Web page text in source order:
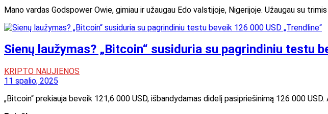
Mano vardas Godspower Owie, gimiau ir užaugau Edo valstijoje, Nigerijoje. Užaugau su
Sienų laužymas? „Bitcoin“ susiduria su pagrindiniu testu
KRIPTO NAUJIENOS
11 spalio, 2025
„Bitcoin“ prekiauja beveik 121,6 000 USD, išbandydamas didelį pasipriešinimą 126 000